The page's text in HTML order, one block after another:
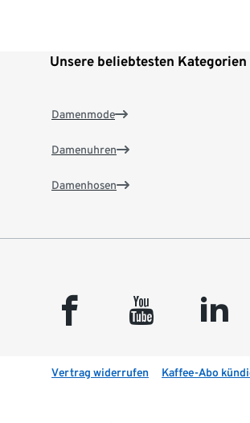
Unsere beliebtesten Kategorien
Damenmode
Damenuhren
Damenhosen
facebook youtube linkedin
Vertrag widerrufen Kaffee-Abo